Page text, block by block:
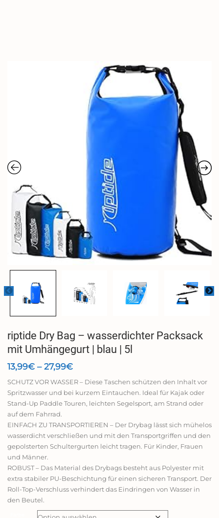
riptide Dry Bag – wasserdichter Packsack
mit Umhängegurt | blau | 5l
13,99€ –27,99€Preisspanne:
bis
27,99€
SCHUTZ VOR WASSER – Diese Taschen schützen den Inhalt vor
Spritzwasser und bei kurzem Eintauchen. Ideal für Kajak oder
Stand-Up Paddle Touren, leichten Segelsport, am Strand oder
auf dem Fahrrad.
EINFACH ZU TRANSPORTIEREN – Der Drybag lässt sich mühelos
wasserdicht verschließen und mit den Transportgriffen und den
gepolsterten Schultergurten leicht tragen. Für Kinder, Frauen
und Männer.
ROBUST – Das Material des Drybags besteht aus Polyester mit
extra stabiler PU-Beschichtung für einen sicheren Transport. Der
Roll-Top-Verschluss verhindert das Eindringen von Wasser in
den Beutel.